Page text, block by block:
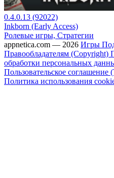
0.4.0.13 (92022)
Inkborn (Early Access)
Ролевые игры, Стратегии
appnetica.com — 2026 Игры
Правообладателям (Copyright)
обработки персональных
Пользовательское соглашение
Политика использования